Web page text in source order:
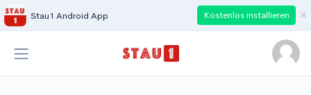
Stau1 Android App Kostenlos installieren ×